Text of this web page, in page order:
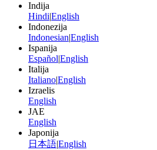
Indija
HindiEnglish
Indonezija
IndonesianEnglish
Ispanija
EspañolEnglish
Italija
ItalianoEnglish
Izraelis
English
JAE
English
Japonija
日本語English